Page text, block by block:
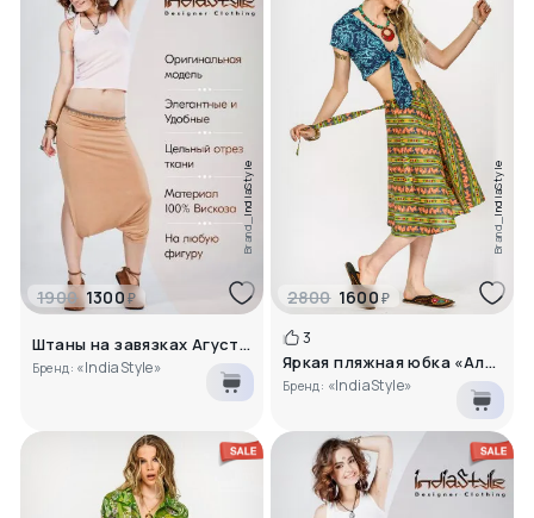
Brand_
IndiaStyle
1900 1300₽
Штаны на завязках Агустус
Бренд: «IndiaStyle»
Brand_
IndiaStyle
2800 1600₽
3
Яркая пляжная юбка «Альма»
Бренд: «IndiaStyle»